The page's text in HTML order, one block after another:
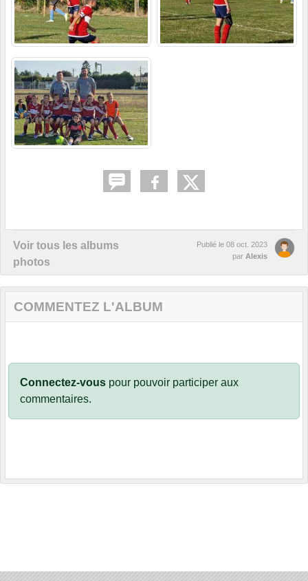
Voir tous les albums
photos
Publié le 08 oct. 2023
par Alexis
COMMENTEZ L'ALBUM
Connectez-vous pour pouvoir participer aux
commentaires.